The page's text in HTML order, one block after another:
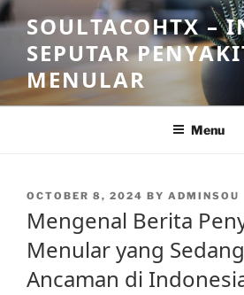
Skip
to
content
SOULTACOHTX –
SEPUTAR
MENULAR
Menu
POSTED
OCTOBER 8, 2024 BY ADMINSOU
Mengenal Berita
Menular yang
Ancaman di